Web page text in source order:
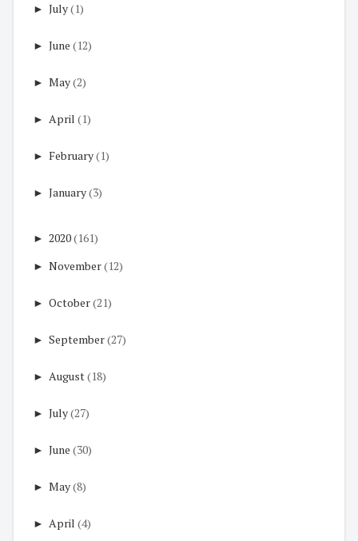
► July(1)
► June (12)
► May(2)
► April (1)
► February(1)
► January(3)
► 2020(161)
► November(12)
► October(21)
► September(27)
► August(18)
► July(27)
► June (30)
► May(8)
► April (4)